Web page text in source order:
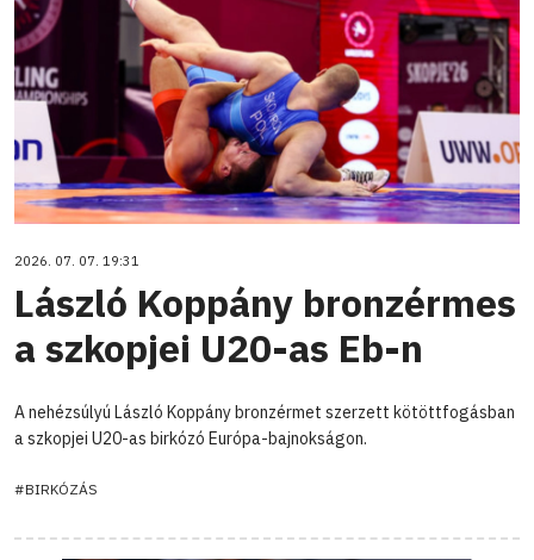
2026. 07. 07. 19:31
László Koppány bronzérmes
a szkopjei U20-as Eb-n
A nehézsúlyú László Koppány bronzérmet szerzett kötöttfogásban
a szkopjei U20-as birkózó Európa-bajnokságon.
#BIRKÓZÁS